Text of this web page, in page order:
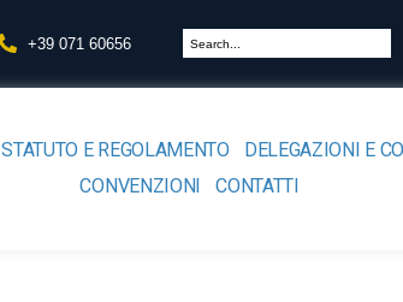
+39 071 60656
STATUTO E REGOLAMENTO DELEGAZIONI E
CONVENZIONI
CONTATTI